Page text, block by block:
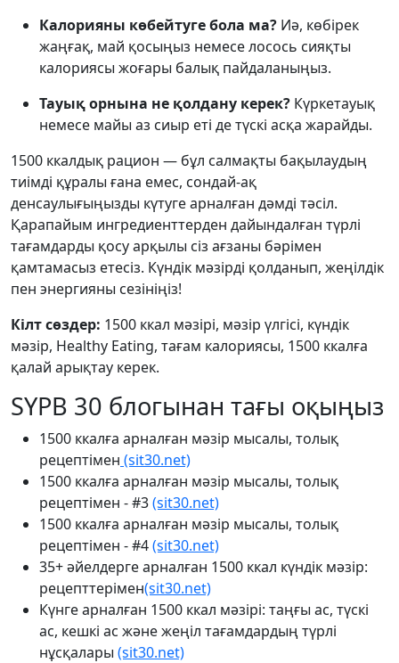
Калорияны көбейтуге бола ма? Иә, көбірек
жаңғақ, май қосыңыз немесе лосось сияқты
калориясы жоғары балық пайдаланыңыз.
Тауық орнына не қолдану керек? Күркетауық
немесе майы аз сиыр еті де түскі асқа жарайды.
1500 ккалдық рацион — бұл салмақты бақылаудың
тиімді құралы ғана емес, сондай-ақ
денсаулығыңызды күтуге арналған дәмді тәсіл.
Қарапайым ингредиенттерден дайындалған түрлі
тағамдарды қосу арқылы сіз ағзаны бәрімен
қамтамасыз етесіз. Күндік мәзірді қолданып, жеңілдік
пен энергияны сезініңіз!
Кілт сөздер: 1500 ккал мәзірі, мәзір үлгісі, күндік
мәзір, Healthy Eating, тағам калориясы, 1500 ккалға
қалай арықтау керек.
SYPB 30 блогынан тағы оқыңыз
1500 ккалға арналған мәзір мысалы, толық
рецептімен (sit30.net)
1500 ккалға арналған мәзір мысалы, толық
рецептімен - #3(sit30.net)
1500 ккалға арналған мәзір мысалы, толық
рецептімен - #4(sit30.net)
35+ әйелдерге арналған 1500 ккал күндік мәзір:
рецепттерімен(sit30.net)
Күнге арналған 1500 ккал мәзірі: таңғы ас, түскі
ас, кешкі ас және жеңіл тағамдардың түрлі
нұсқалары (sit30.net)